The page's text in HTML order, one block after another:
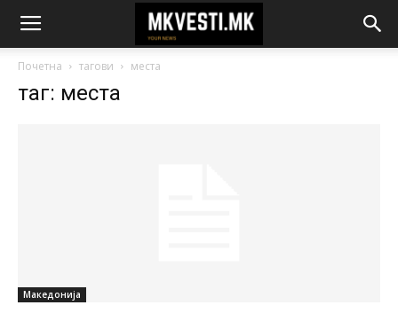
Почетна тагови места
таг: места
Македонија